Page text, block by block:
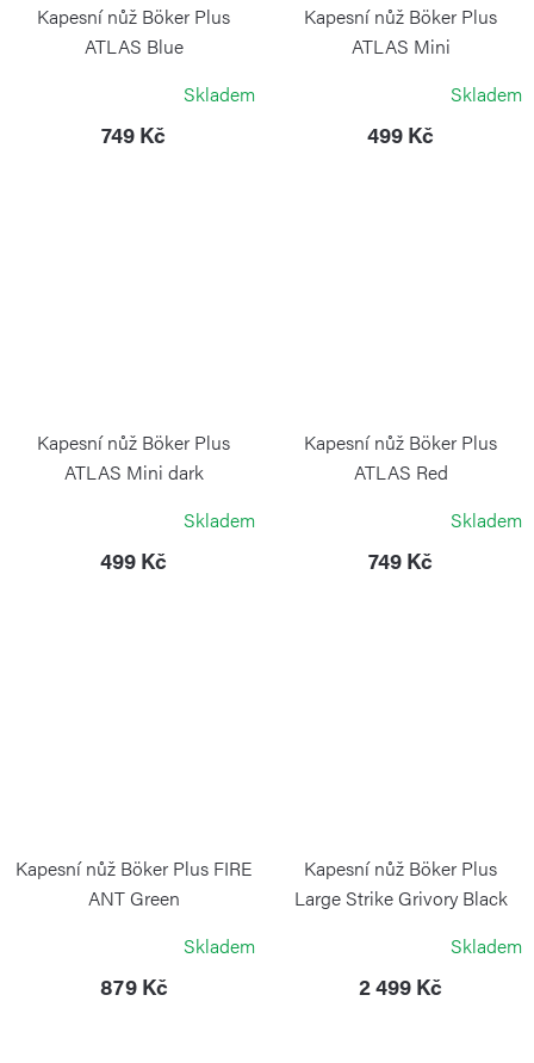
Kapesní nůž Böker Plus
ATLAS Blue
Skladem
749 Kč
Kapesní nůž Böker Plus
ATLAS Mini
Skladem
499 Kč
Kapesní nůž Böker Plus
ATLAS Mini dark
Skladem
499 Kč
Kapesní nůž Böker Plus
ATLAS Red
Skladem
749 Kč
Kapesní nůž Böker Plus FIRE
ANT Green
Skladem
879 Kč
Kapesní nůž Böker Plus
Large Strike Grivory Black
Skladem
2 499 Kč